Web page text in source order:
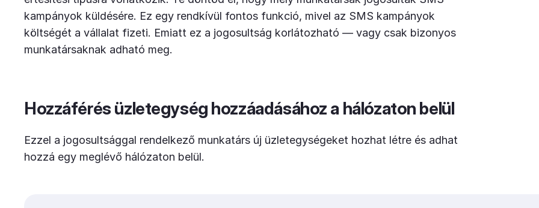
kampányok küldésére. Ez egy rendkívül fontos funkció, mivel az SMS kampányok
költségét a vállalat fizeti. Emiatt ez a jogosultság korlátozható — vagy csak bizonyos
munkatársaknak adható meg.
Hozzáférés üzletegység hozzáadásához a hálózaton belül
Ezzel a jogosultsággal rendelkező munkatárs új üzletegységeket hozhat létre és adhat
hozzá egy meglévő hálózaton belül.